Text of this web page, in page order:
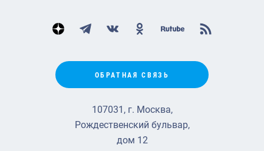
ОБРАТНАЯ СВЯЗЬ
107031, г. Москва,
Рождественский бульвар,
дом 12